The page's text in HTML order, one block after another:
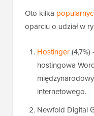
Oto kilka
oparciu o udział w
Hostinger
hostingowa
internetowego.
Newfold Digital